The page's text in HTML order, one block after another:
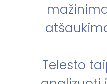
Telesto